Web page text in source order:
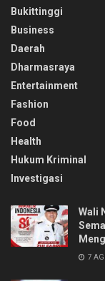
Bukittinggi
Business
Daerah
Dharmasraya
Entertainment
Fashion
Food
Health
Hukum Kriminal
Investigasi
Wali
7